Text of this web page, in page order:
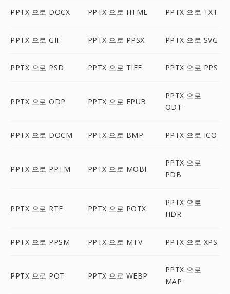
PPTX 으로 DOCX PPTX 으로 HTML PPTX 으로 TXT
PPTX 으로 GIF PPTX 으로 PPSX PPTX 으로 SVG
PPTX 으로 PSD PPTX 으로 TIFF PPTX 으로 PPS
PPTX 으로 ODP PPTX 으로 EPUB
PPTX 으로
ODT
PPTX 으로 DOCM PPTX 으로 BMP PPTX 으로 ICO
PPTX 으로 PPTM PPTX 으로 MOBI
PPTX 으로
PDB
PPTX 으로 RTF PPTX 으로 POTX
PPTX 으로
HDR
PPTX 으로 PPSM PPTX 으로 MTV PPTX 으로 XPS
PPTX 으로 POT PPTX 으로 WEBP
PPTX 으로
MAP